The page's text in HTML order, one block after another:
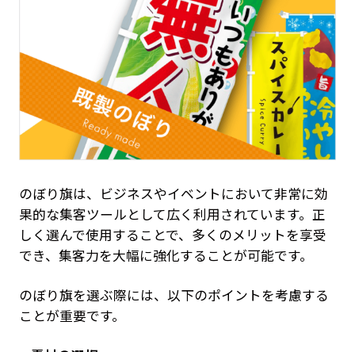
のぼり旗は、ビジネスやイベントにおいて非常に効
果的な集客ツールとして広く利用されています。正
しく選んで使用することで、多くのメリットを享受
でき、集客力を大幅に強化することが可能です。
のぼり旗を選ぶ際には、以下のポイントを考慮する
ことが重要です。